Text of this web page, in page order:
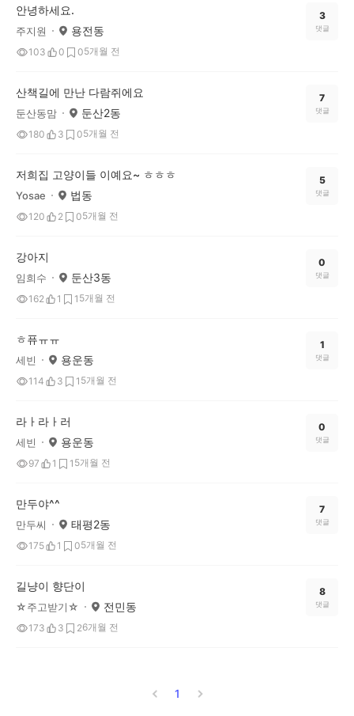
안녕하세요.
주지원 용전동
103 0 05개월 전
3
댓글
산책길에 만난 다람쥐에요
둔산동맘 둔산2동
180 3 05개월 전
7
댓글
저희집 고양이들 이예요~ ㅎㅎㅎ
Yosae 법동
120 2 05개월 전
5
댓글
강아지
임희수 둔산3동
162 1 1 5개월 전
0
댓글
ㅎ퓨ㅠㅠ
세빈 용운동
114 3 1 5개월 전
1
댓글
라ㅏ라ㅏ러
세빈 용운동
97 1 1 5개월 전
0
댓글
만두야^^
만두씨 태평2동
175 1 05개월 전
7
댓글
길냥이 향단이
☆주고받기☆ 전민동
173 3 26개월 전
8
댓글
1